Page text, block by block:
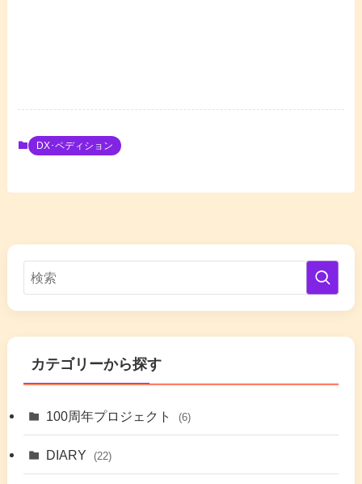
DX･ペディション
カテゴリーから探す
100周年プロジェクト (6)
DIARY (22)